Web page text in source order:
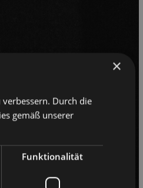
×
Durch die
gemäß unserer
Funktionalität